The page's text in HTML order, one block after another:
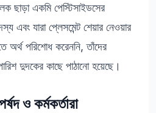
ছাড়া একমি পেস্টিসাইডসের
এবং যারা প্লেসমেন্ট শেয়ার নেওয়ার
অর্থ পরিশোধ করেননি, তাঁদের
দুদকের কাছে পাঠানো হয়েছে।
ও কর্মকর্তারা